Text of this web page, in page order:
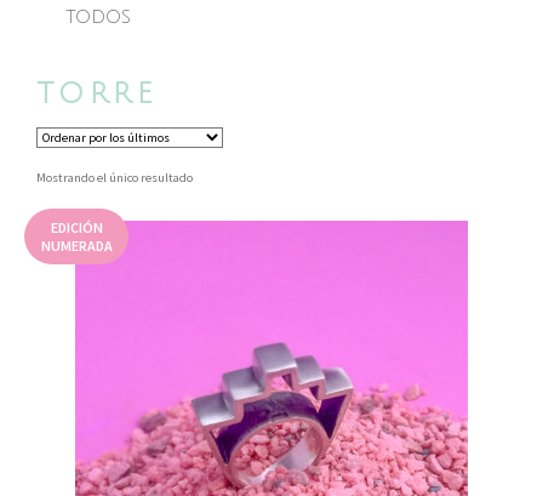
TODOS
TORRE
Mostrando el único resultado
EDICIÓN
NUMERADA